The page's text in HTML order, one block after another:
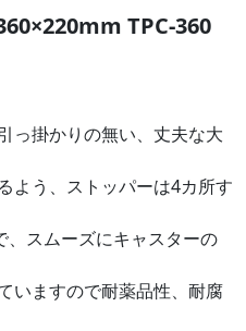
TPC-360
っ掛かりの無い、丈夫な大
よう、ストッパーは4カ所す
スムーズにキャスターの
いますので耐薬品性、耐腐